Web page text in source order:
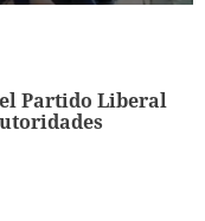
Partido Liberal